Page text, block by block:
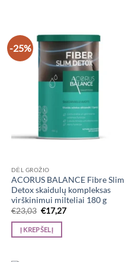
-25%
DĖL GROŽIO
ACORUS BALANCE Fibre Slim
Detox skaidulų kompleksas
virškinimui milteliai 180 g
€23,03 Original
price
was:
€23,03.
€17,27Current
Į KREPŠELĮ